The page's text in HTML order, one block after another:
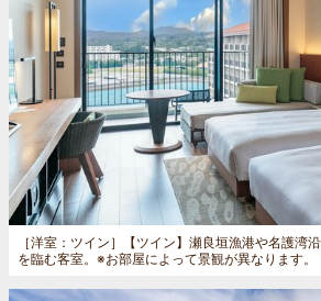
［洋室：ツイン］
【ツイン】瀬良垣漁港や名護湾
を臨む客室。※お部屋によって景観が異なります。